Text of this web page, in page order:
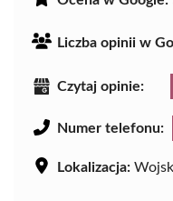
Liczba opinii w
Czytaj opinie:
Numer telefonu:
Lokalizacja: